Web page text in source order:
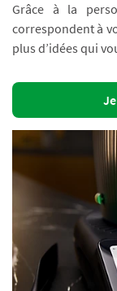
Grâce à la
correspondent à
plus d’idées qui